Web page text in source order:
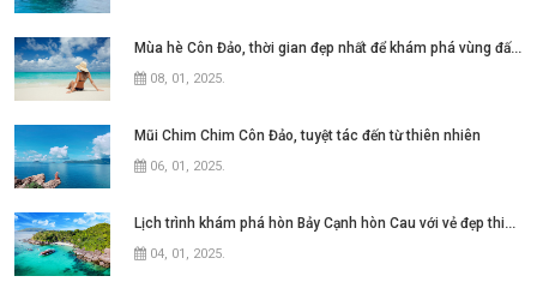
Mùa hè Côn Đảo, thời gian đẹp nhất để khám phá vùng đất này
08, 01, 2025.
Mũi Chim Chim Côn Đảo, tuyệt tác đến từ thiên nhiên
06, 01, 2025.
Lịch trình khám phá hòn Bảy Cạnh hòn Cau với vẻ đẹp thiên nhiên hoang sơ
04, 01, 2025.